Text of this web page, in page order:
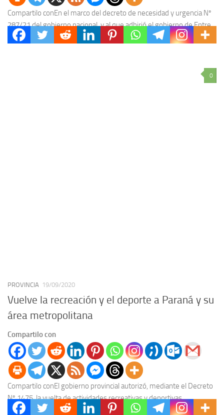
Compartilo conEn el marco del decreto de necesidad y urgencia Nº
287/21 del gobierno nacional, y al que adhirió el gobierno de Entre
Ríos, se...
0
PROVINCIA 19/09/2020
Vuelve la recreación y el deporte a Paraná y su
área metropolitana
Compartilo con
Compartilo conEl gobierno provincial autorizó, mediante el Decreto
Nº 1475, la vuelta de actividades recreativas y deportivas,
individuales, sin contacto físico, en su modalidad no...